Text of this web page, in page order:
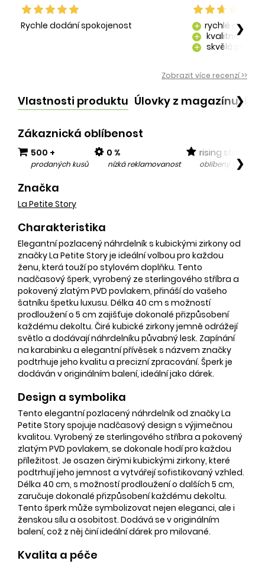
Rychle dodání spokojenost add rychlé dodání
add kvalitně
add skvělá péče o
❯
Zobrazit více recenzí >>
Vlastnosti produktu Úlovky z magazínu❯
Zákaznická oblíbenost
500 +
prodaných kusů
0 %
nízká reklamovanost
rising star
oblíbený v❯
Značka
La Petite Story
Charakteristika
Elegantní pozlacený náhrdelník s kubickými zirkony od
značky La Petite Story je ideální volbou pro každou
ženu, která touží po stylovém doplňku. Tento
nadčasový šperk, vyrobený ze sterlingového stříbra a
pokovený zlatým PVD povlakem, přináší do vašeho
šatníku špetku luxusu. Délka 40 cm s možností
prodloužení o 5 cm zajišťuje dokonalé přizpůsobení
každému dekoltu. Čiré kubické zirkony jemně odrážejí
světlo a dodávají náhrdelníku půvabný lesk. Zapínání
na karabinku a elegantní přívěsek s názvem značky
podtrhuje jeho kvalitu a precizní zpracování. Šperk je
dodáván v originálním balení, ideální jako dárek.
Design a symbolika
Tento elegantní pozlacený náhrdelník od značky La
Petite Story spojuje nadčasový design s výjimečnou
kvalitou. Vyrobený ze sterlingového stříbra a pokovený
zlatým PVD povlakem, se dokonale hodí pro každou
příležitost. Je osazen čirými kubickými zirkony, které
podtrhují jeho jemnost a vytvářejí sofistikovaný vzhled.
Délka 40 cm, s možností prodloužení o dalších 5 cm,
zaručuje dokonalé přizpůsobení každému dekoltu.
Tento šperk může symbolizovat nejen eleganci, ale i
ženskou sílu a osobitost. Dodává se v originálním
balení, což z něj činí ideální dárek pro milované.
Kvalita a péče